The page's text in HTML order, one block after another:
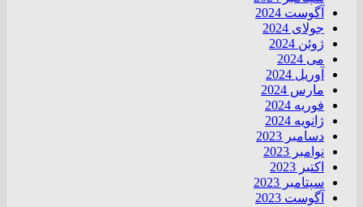
آگوست 2024
جولای 2024
ژوئن 2024
می 2024
آوریل 2024
مارس 2024
فوریه 2024
ژانویه 2024
دسامبر 2023
نوامبر 2023
اکتبر 2023
سپتامبر 2023
آگوست 2023